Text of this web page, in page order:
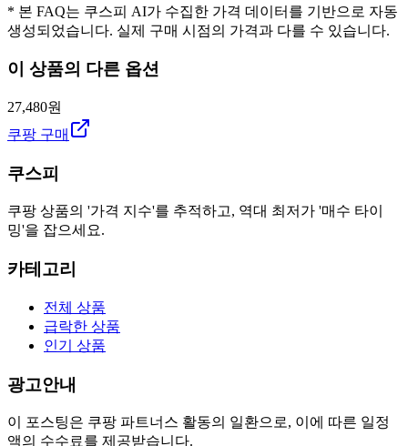
* 본 FAQ는 쿠스피 AI가 수집한 가격 데이터를 기반으로 자동
생성되었습니다. 실제 구매 시점의 가격과 다를 수 있습니다.
이 상품의 다른 옵션
27,480원
쿠팡 구매
쿠스피
쿠팡 상품의 '가격 지수'를 추적하고, 역대 최저가 '매수 타이
밍'을 잡으세요.
카테고리
전체 상품
급락한 상품
인기 상품
광고안내
이 포스팅은 쿠팡 파트너스 활동의 일환으로, 이에 따른 일정
액의 수수료를 제공받습니다.